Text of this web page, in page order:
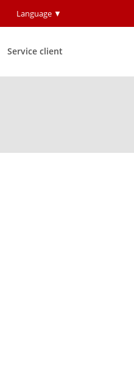
Language ▼
Service client